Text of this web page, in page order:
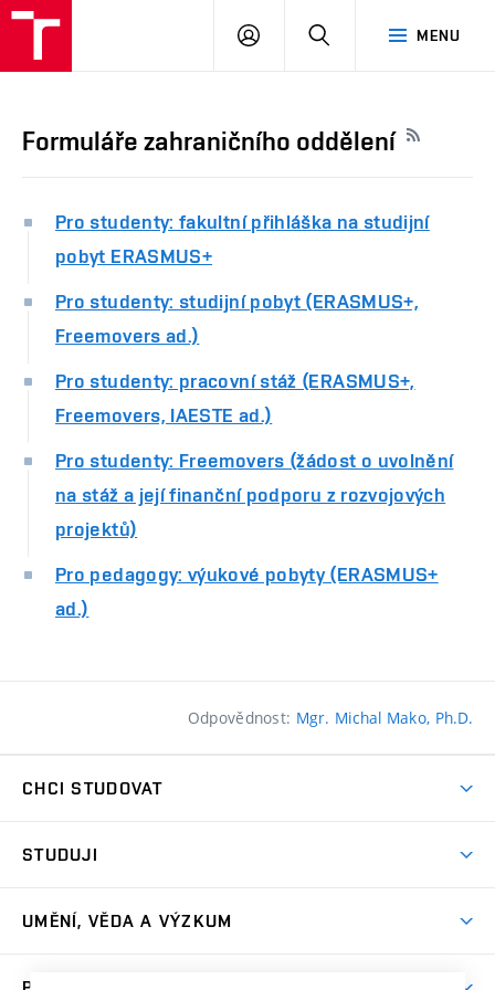
MENU
PŘIHLÁSIT
Formuláře zahraničního oddělení
Pro studenty: fakultní přihláška na studijní
pobyt ERASMUS+
Pro studenty: studijní pobyt (ERASMUS+,
Freemovers ad.)
Pro studenty: pracovní stáž (ERASMUS+,
Freemovers, IAESTE ad.)
Pro studenty: Freemovers (žádost o uvolnění
na stáž a její finanční podporu z rozvojových
projektů)
Pro pedagogy: výukové pobyty (ERASMUS+
ad.)
Odpovědnost: Mgr. Michal Mako, Ph.D.
CHCI STUDOVAT
Přijímačky
Dny otevřených dveří
STUDUJI
Časový plán studia
UMĚNÍ, VĚDA A VÝZKUM